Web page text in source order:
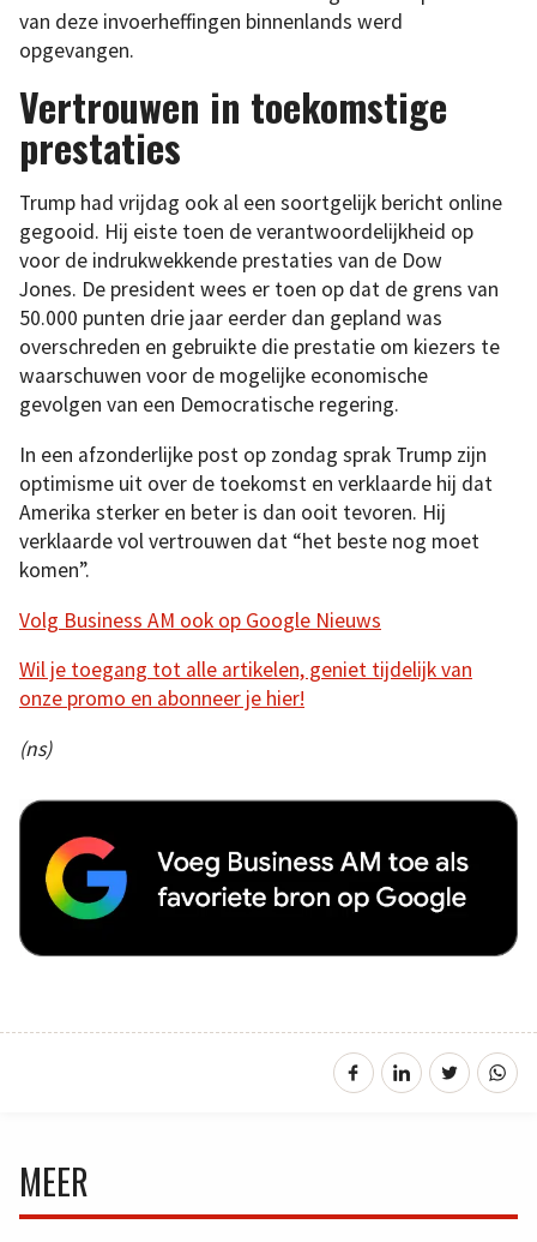
van deze invoerheffingen binnenlands werd
opgevangen.
Vertrouwen in toekomstige
prestaties
Trump had vrijdag ook al een soortgelijk bericht online
gegooid. Hij eiste toen de verantwoordelijkheid op
voor de indrukwekkende prestaties van de Dow
Jones. De president wees er toen op dat de grens van
50.000 punten drie jaar eerder dan gepland was
overschreden en gebruikte die prestatie om kiezers te
waarschuwen voor de mogelijke economische
gevolgen van een Democratische regering.
In een afzonderlijke post op zondag sprak Trump zijn
optimisme uit over de toekomst en verklaarde hij dat
Amerika sterker en beter is dan ooit tevoren. Hij
verklaarde vol vertrouwen dat “het beste nog moet
komen”.
Volg Business AM ook op Google Nieuws
Wil je toegang tot alle artikelen, geniet tijdelijk van
onze promo en abonneer je hier!
(ns)
MEER